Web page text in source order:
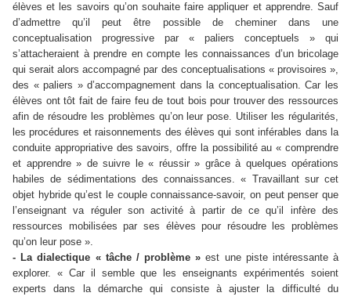
élèves et les savoirs qu’on souhaite faire appliquer et apprendre. Sauf
d’admettre qu’il peut être possible de cheminer dans une
conceptualisation progressive par « paliers conceptuels » qui
s’attacheraient à prendre en compte les connaissances d’un bricolage
qui serait alors accompagné par des conceptualisations « provisoires »,
des « paliers » d’accompagnement dans la conceptualisation. Car les
élèves ont tôt fait de faire feu de tout bois pour trouver des ressources
afin de résoudre les problèmes qu’on leur pose. Utiliser les régularités,
les procédures et raisonnements des élèves qui sont inférables dans la
conduite appropriative des savoirs, offre la possibilité au « comprendre
et apprendre » de suivre le « réussir » grâce à quelques opérations
habiles de sédimentations des connaissances. « Travaillant sur cet
objet hybride qu’est le couple connaissance-savoir, on peut penser que
l’enseignant va réguler son activité à partir de ce qu’il infère des
ressources mobilisées par ses élèves pour résoudre les problèmes
qu’on leur pose ».
- La dialectique « tâche / problème » est une piste intéressante à
explorer. « Car il semble que les enseignants expérimentés soient
experts dans la démarche qui consiste à ajuster la difficulté du